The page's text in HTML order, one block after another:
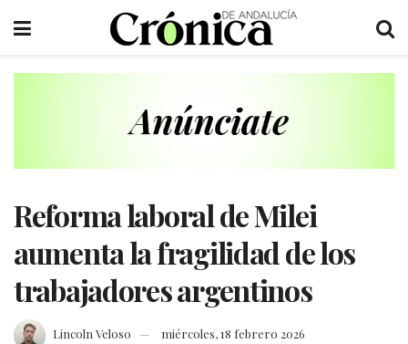
Reforma laboral de Milei
aumenta la fragilidad de los
trabajadores argentinos
Lincoln Veloso miércoles, 18 febrero 2026